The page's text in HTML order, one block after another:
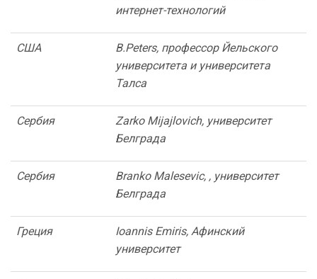
интернет-технологий
США B.Peters, профессор Йельского
университета и университета
Талса
Сербия
Zarko Mijajlovich, университет
Белграда
Сербия
Branko Malesevic, , университет
Белграда
Греция
Ioannis Emiris, Афинский
университет